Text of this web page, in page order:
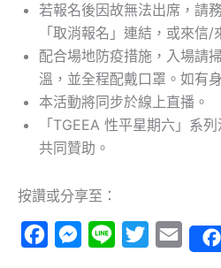
若報名後因故無法出席，請
「取消報名」連結，或來信/
配合場地防疫措施，入場請
溫，並全程配戴口罩。如有
本活動將同步於線上直播。
「TGEEA 性平星期六」系
共同贊助。
按讚或分享至：
FacebookMessenger
Line TwitterEmail